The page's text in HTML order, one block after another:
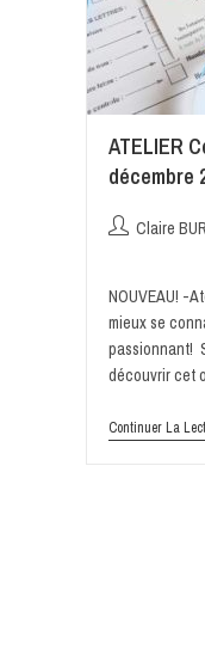
ATELIER
décembre
Claire
NOUVEAU! -
mieux se
passionnant!
découvrir cet
Continuer La